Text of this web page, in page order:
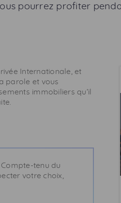
pourrez profiter
Internationale, et
parole et vous
immobiliers qu’il
Compte-tenu du
votre choix,